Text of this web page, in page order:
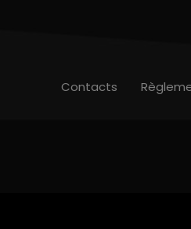
Contacts